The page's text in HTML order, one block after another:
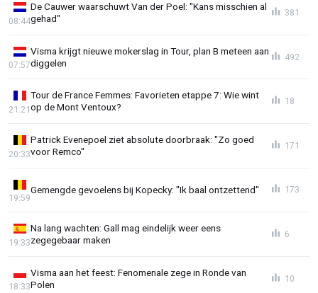
De Cauwer waarschuwt Van der Poel: "Kans misschien al
gehad"
08:44
381
Visma krijgt nieuwe mokerslag in Tour, plan B meteen aan
diggelen
07:57
492
Tour de France Femmes: Favorieten etappe 7: Wie wint
op de Mont Ventoux?
21:21
18
Patrick Evenepoel ziet absolute doorbraak: "Zo goed
voor Remco"
20:33
171
Gemengde gevoelens bij Kopecky: "Ik baal ontzettend"
19:59
173
Na lang wachten: Gall mag eindelijk weer eens
zegegebaar maken
19:33
6
Visma aan het feest: Fenomenale zege in Ronde van
Polen
18:33
10